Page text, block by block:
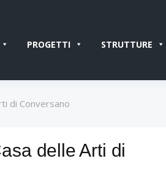
PROGETTI STRUTTURE
di Conversano
delle Arti di